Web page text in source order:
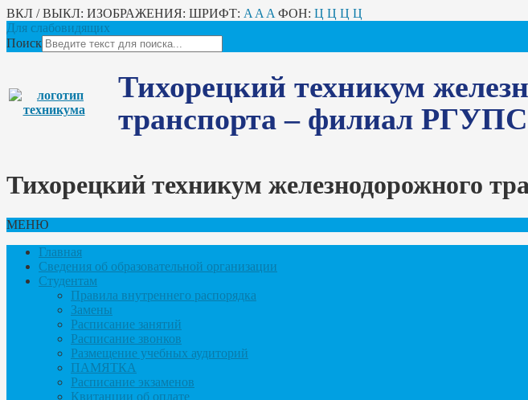
ВКЛ / ВЫКЛ: ИЗОБРАЖЕНИЯ: ШРИФТ: A A A ФОН: Ц Ц Ц Ц
Для слабовидящих
Поиск
Тихорецкий техникум
транспорта – филиал РГУПС
Тихорецкий техникум железнодорожного
МЕНЮ
Главная
Сведения об образовательной организации
Студентам
Правила внутреннего распорядка
Замены
Расписание занятий
Расписание звонков
Размещение учебных аудиторий
ПАМЯТКА
Расписание экзаменов
Квитанции об оплате